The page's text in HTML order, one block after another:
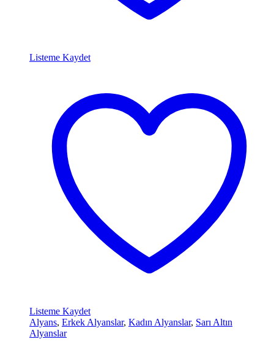
Listeme Kaydet
Listeme Kaydet
Alyans, Erkek Alyanslar, Kadın Alyanslar, Sarı Altın
Alyanslar